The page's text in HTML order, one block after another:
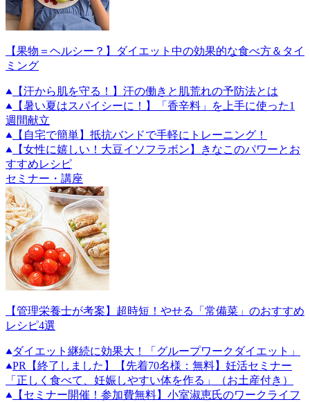
【果物＝ヘルシー？】ダイエット中の効果的な食べ方＆タイ
ミング
【汗から肌を守る！】汗の働きと肌荒れの予防法とは
【暑い夏はスパイシーに！】「香辛料」を上手に使った1
週間献立
【自宅で簡単】抵抗バンドで手軽にトレーニング！
【女性に嬉しい！大豆イソフラボン】きなこのパワーとお
すすめレシピ
セミナー・講座
【管理栄養士が考案】超時短！やせる「常備菜」のおすすめ
レシピ4選
ダイエット継続に効果大！「グループワークダイエット」
PR
【終了しました】【先着70名様：無料】妊活セミナー
「正しく食べて、妊娠しやすい体を作る」（お土産付き）
【セミナー開催！参加費無料】小室淑恵氏のワークライフ